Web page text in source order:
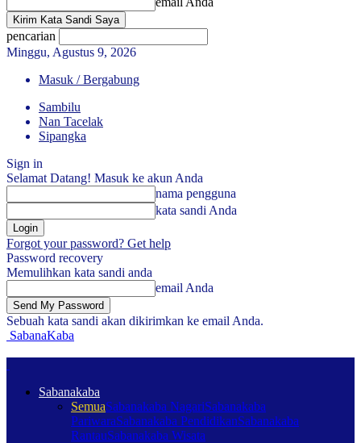
pencarian
Minggu, Agustus 9, 2026
Masuk / Bergabung
Sambilu
Nan Tacelak
Sipangka
Sign in
Selamat Datang! Masuk ke akun Anda
nama pengguna
kata sandi Anda
Forgot your password? Get help
Password recovery
Memulihkan kata sandi anda
email Anda
Sebuah kata sandi akan dikirimkan ke email Anda.
SabanaKaba
Sabanakaba
SemuaSabanakaba NagariSabanakaba
PariwaraSabanakaba PendidikanSabanakaba
RantauSabanakaba Wisata